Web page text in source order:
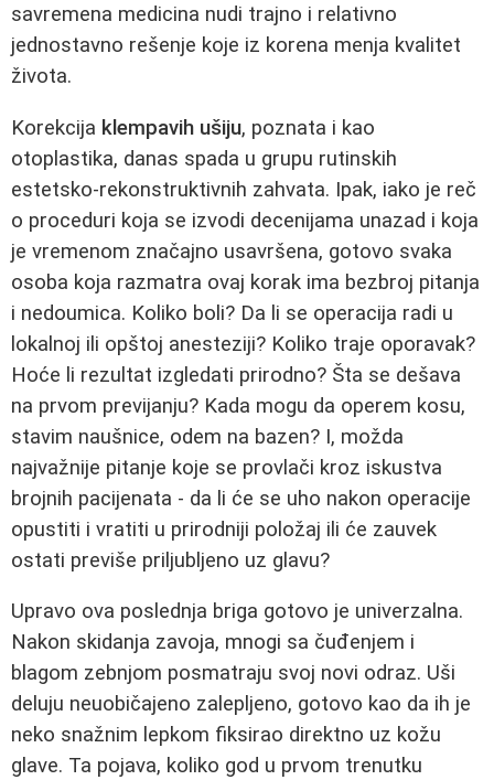
savremena medicina nudi trajno i relativno
jednostavno rešenje koje iz korena menja kvalitet
života.
Korekcija klempavih ušiju, poznata i kao
otoplastika, danas spada u grupu rutinskih
estetsko-rekonstruktivnih zahvata. Ipak, iako je reč
o proceduri koja se izvodi decenijama unazad i koja
je vremenom značajno usavršena, gotovo svaka
osoba koja razmatra ovaj korak ima bezbroj pitanja
i nedoumica. Koliko boli? Da li se operacija radi u
lokalnoj ili opštoj anesteziji? Koliko traje oporavak?
Hoće li rezultat izgledati prirodno? Šta se dešava
na prvom previjanju? Kada mogu da operem kosu,
stavim naušnice, odem na bazen? I, možda
najvažnije pitanje koje se provlači kroz iskustva
brojnih pacijenata - da li će se uho nakon operacije
opustiti i vratiti u prirodniji položaj ili će zauvek
ostati previše priljubljeno uz glavu?
Upravo ova poslednja briga gotovo je univerzalna.
Nakon skidanja zavoja, mnogi sa čuđenjem i
blagom zebnjom posmatraju svoj novi odraz. Uši
deluju neuobičajeno zalepljeno, gotovo kao da ih je
neko snažnim lepkom fiksirao direktno uz kožu
glave. Ta pojava, koliko god u prvom trenutku